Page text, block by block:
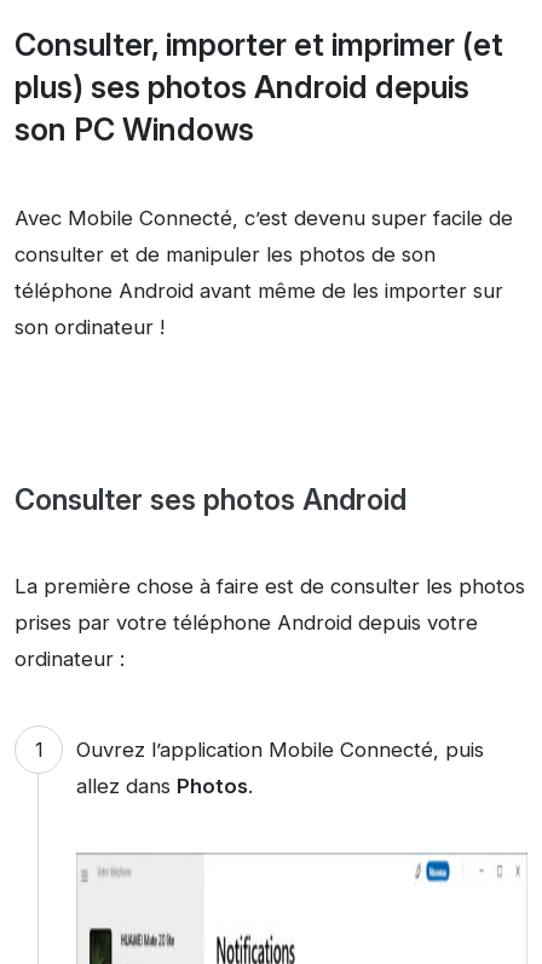
Consulter, importer et imprimer (et
plus) ses photos Android depuis
son PC Windows
Avec Mobile Connecté, c’est devenu super facile de
consulter et de manipuler les photos de son
téléphone Android avant même de les importer sur
son ordinateur !
Consulter ses photos Android
La première chose à faire est de consulter les photos
prises par votre téléphone Android depuis votre
ordinateur :
Ouvrez l’application Mobile Connecté, puis
allez dans Photos.